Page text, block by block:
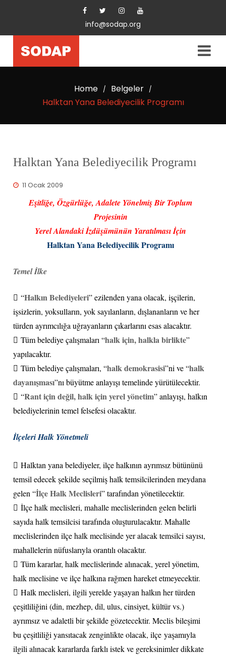
info@sodap.org
Home / Belgeler /
Halktan Yana Belediyecilik Programı
Halktan Yana Belediyecilik Programı
11 Ocak 2009
Eşitliğe, Özgürlüğe, Adalete Yönelmiş Bir Toplum
Projesinin
Yerel Alandaki İzdüşümünün Yaratılması İçin
Halktan Yana Belediyecilik Programı
Temel İlke
 “Halkın Belediyeleri” ezilenden yana olacak, işçilerin,
işsizlerin, yoksulların, yok sayılanların, dışlananların ve her
türden ayrımcılığa uğrayanların çıkarlarını esas alacaktır.
 Tüm belediye çalışmaları “halk için, halkla birlikte”
yapılacaktır.
 Tüm belediye çalışmaları, “halk demokrasisi”ni ve “halk
dayanışması”nı büyütme anlayışı temelinde yürütülecektir.
 “Rant için değil, halk için yerel yönetim” anlayışı, halkın
belediyelerinin temel felsefesi olacaktır.
İlçeleri Halk Yönetmeli
 Halktan yana belediyeler, ilçe halkının ayrımsız bütününü
temsil edecek şekilde seçilmiş halk temsilcilerinden meydana
gelen “İlçe Halk Meclisleri” tarafından yönetilecektir.
 İlçe halk meclisleri, mahalle meclislerinden gelen belirli
sayıda halk temsilcisi tarafında oluşturulacaktır. Mahalle
meclislerinden ilçe halk meclisinde yer alacak temsilci sayısı,
mahallelerin nüfuslarıyla orantılı olacaktır.
 Tüm kararlar, halk meclislerinde alınacak, yerel yönetim,
halk meclisine ve ilçe halkına rağmen hareket etmeyecektir.
 Halk meclisleri, ilgili yerelde yaşayan halkın her türden
çeşitliliğini (din, mezhep, dil, ulus, cinsiyet, kültür vs.)
ayrımsız ve adaletli bir şekilde gözetecektir. Meclis bileşimi
bu çeşitliliği yansıtacak zenginlikte olacak, ilçe yaşamıyla
ilgili alınacak kararlarda farklı istek ve gereksinimler dikkate